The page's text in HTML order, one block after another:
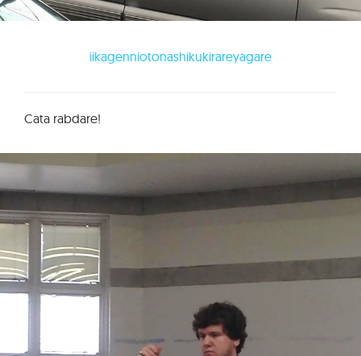
iikagenniotonashikukirareyagare
Cata rabdare!